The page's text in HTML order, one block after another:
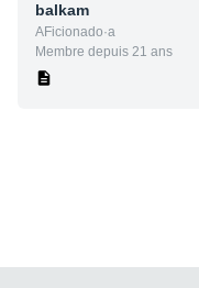
balkam
AFicionado·a
Membre depuis 21 ans